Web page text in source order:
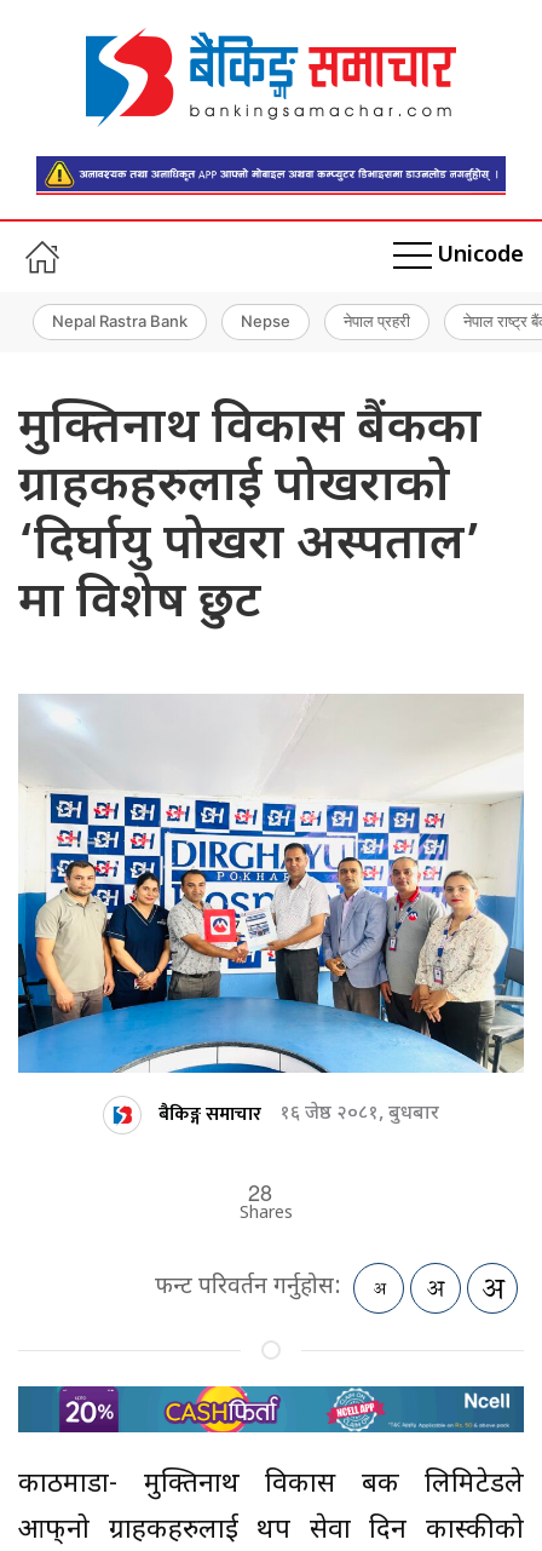
Unicode
Nepal Rastra Bank Nepse नेपाल प्रहरी नेपाल राष्ट्र
मुक्तिनाथ विकास बैंकका
ग्राहकहरुलाई पोखराको
‘दिर्घायु पोखरा अस्पताल’
मा विशेष छुट
बैकिङ्ग समाचार १६ जेष्ठ २०८१, बुधबार
28
Shares
फन्ट परिवर्तन गर्नुहोस:
काठमाडौं- मुक्तिनाथ विकास बैंक लिमिटेडले
आफ्‌नो ग्राहकहरुलाई थप सेवा दिन कास्कीको